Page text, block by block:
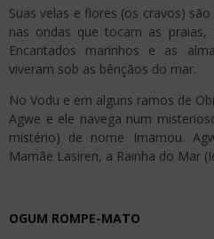
Suas velas e flores (os cravos)
nas ondas que tocam as
Encantados marinhos e as
viveram sob as bênçãos do mar.
No Vodu e em alguns ramos de
Agwe e ele navega num
mistério) de nome Imamou.
Mamãe Lasiren, a Rainha do Mar
OGUM ROMPE-MATO